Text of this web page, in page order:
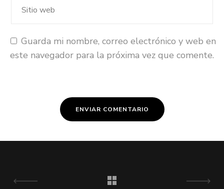
Guarda mi nombre, correo electrónico y web en
este navegador para la próxima vez que comente.